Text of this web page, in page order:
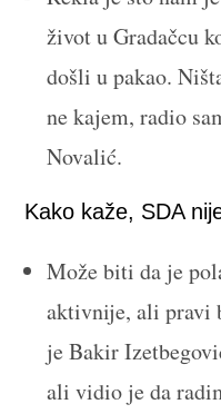
život u Gradačcu
došli u pakao.
ne kajem, radio
Novalić.
Kako kaže, SDA
Može biti da je
aktivnije, ali pravi
je Bakir
ali vidio je da